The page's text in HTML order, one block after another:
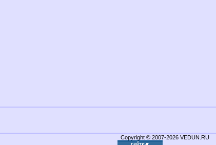
Copyright © 2007-2026 VEDUN.RU